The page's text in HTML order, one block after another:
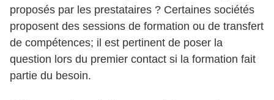
proposés par les prestataires ? Certaines sociétés
proposent des sessions de formation ou de transfert
de compétences; il est pertinent de poser la
question lors du premier contact si la formation fait
partie du besoin.